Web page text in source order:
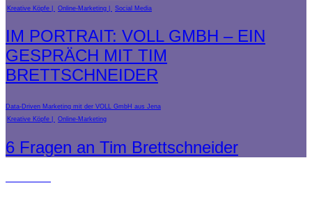
Kreative Köpfe
Online-Marketing Social Media
IM PORTRAIT: VOLL GMBH – EIN
GESPRÄCH MIT TIM
BRETTSCHNEIDER
Data-Driven Marketing mit der VOLL GmbH aus Jena
Kreative Köpfe
Online-Marketing
6 Fragen an Tim Brettschneider